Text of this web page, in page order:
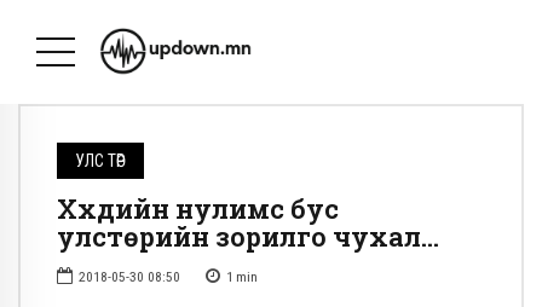
УЛС ТӨР
Хүүхдийн нулимс бус
улстөрийн зорилго чухал…
2018-05-30 08:50 1 min